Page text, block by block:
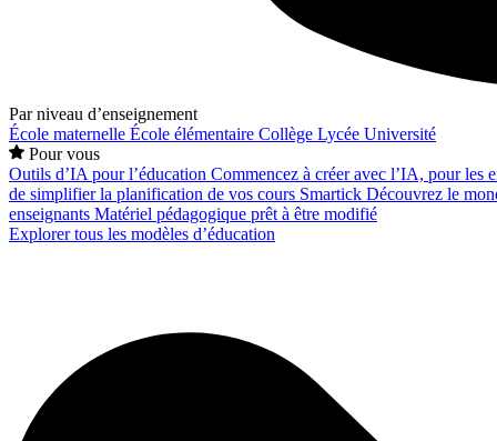
Par niveau d’enseignement
École maternelle École élémentaire Collège Lycée Université
Pour vous
Outils d’IA pour l’éducation Commencez à créer avec l’IA, pour les
de simplifier la planification de vos cours Smartick Découvrez le
enseignants Matériel pédagogique prêt à être modifié
Explorer tous les modèles d’éducation